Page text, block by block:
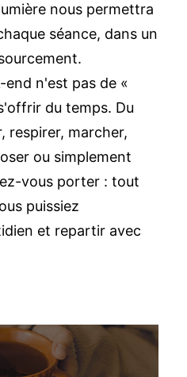
nous permettra
séance, dans un
n'est pas de «
du temps. Du
respirer, marcher,
ou simplement
vous porter : tout
puissiez
et repartir avec